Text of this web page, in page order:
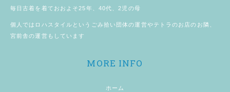
毎日古着を着ておおよそ25年、40代、2児の母
個人では ロハスタイル というごみ拾い団体の運営やテトラのお店のお隣、
宮前舎の運営もしています
MORE INFO
ホーム